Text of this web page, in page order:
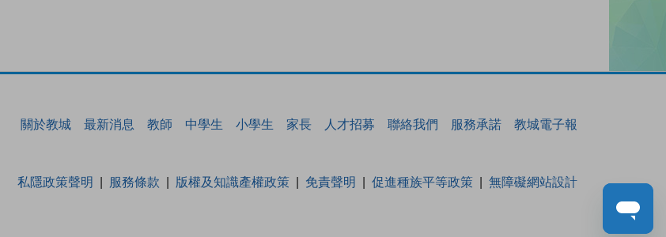
關於教城 最新消息 教師 中學生 小學生 家長 人才招募 聯絡我們 服務承諾 教城電子報
私隱政策聲明 服務條款 版權及知識產權政策 免責聲明 促進種族平等政策 無障礙網站設計